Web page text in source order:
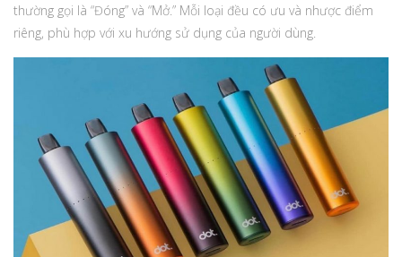
thường gọi là “Đóng” và “Mở.” Mỗi loại đều có ưu và nhược điểm
riêng, phù hợp với xu hướng sử dụng của người dùng.